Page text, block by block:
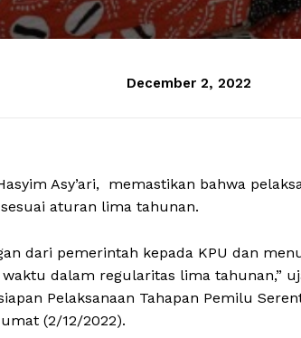
December 2, 2022
Asy’ari, memastikan bahwa
aturan lima tahunan.
dari pemerintah kepada KPU dan
dalam regularitas lima tahunan,”
Pelaksanaan Tahapan Pemilu
(2/12/2022).